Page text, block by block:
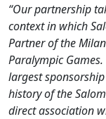
“Our partnership
context in which
Partner of the
Paralympic
largest
history of the
direct association